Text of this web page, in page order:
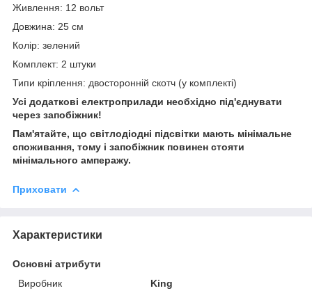
Живлення: 12 вольт
Довжина: 25 см
Колір: зелений
Комплект: 2 штуки
Типи кріплення: двосторонній скотч (у комплекті)
Усі додаткові електроприлади необхідно під'єднувати
через запобіжник!
Пам'ятайте, що світлодіодні підсвітки мають мінімальне
споживання, тому і запобіжник повинен стояти
мінімального амперажу.
Приховати
Характеристики
Основні атрибути
Виробник
King